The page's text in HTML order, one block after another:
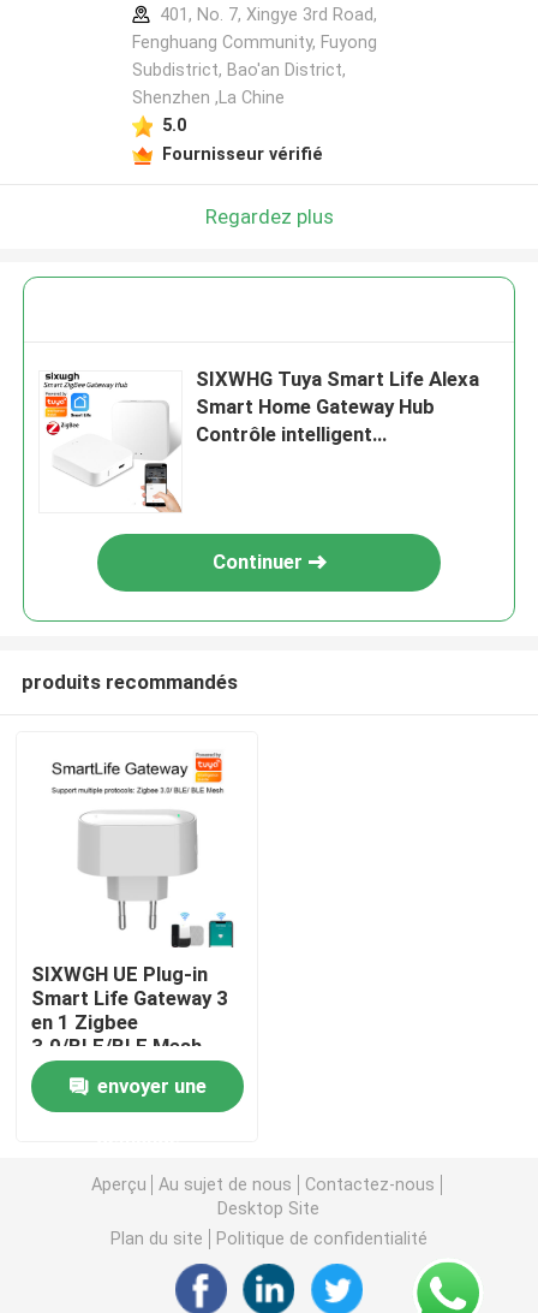
Produits
Au sujet de nous
401, No. 7, Xingye 3rd Road,
Fenghuang Community, Fuyong
Subdistrict, Bao'an District,
Shenzhen ,La Chine
5.0
Fournisseur vérifié
Regardez plus
SIXWHG Tuya Smart Life Alexa
Smart Home Gateway Hub
Contrôle intelligent
Continuer
produits recommandés
SIXWGH UE Plug-in
Smart Life Gateway 3
en 1 Zigbee
3.0/BLE/BLE Mesh
Hub 128+ Dispositifs
de commande Alexa
App Home Smart
envoyer une
Aperçu Au sujet de nous
Contactez-nous
Desktop Site
Plan du site
Politique de confidentialité